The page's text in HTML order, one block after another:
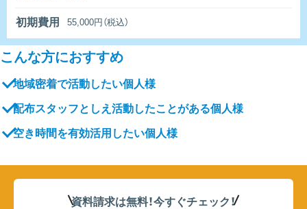
初期費用 55,000円（税込）
こんな方におすすめ
地域密着で活動したい個人様
配布スタッフとしえ活動したことがある個人様
空き時間を有効活用したい個人様
資料請求は無料！今すぐチェック！